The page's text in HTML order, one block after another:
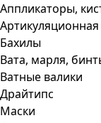
Аппликаторы,
Бахилы
Вата, марля,
Ватные валики
Драйтипс
Маски